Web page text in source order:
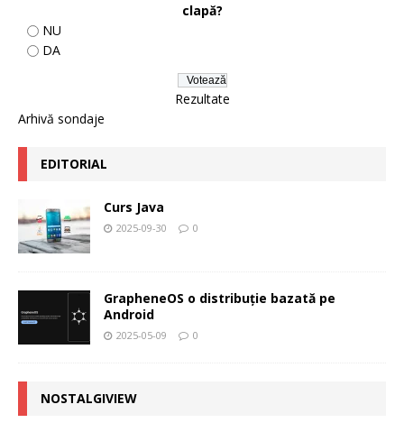
clapă?
NU
DA
Rezultate
Arhivă sondaje
EDITORIAL
Curs Java
2025-09-30 0
GrapheneOS o distribuție bazată pe
Android
2025-05-09 0
NOSTALGIVIEW